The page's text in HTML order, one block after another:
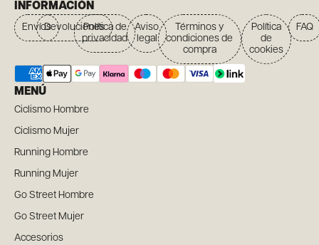
INFORMACIÓN
EnvíosDevolucionesPolítica de
privacidad
Aviso
legal
Términos y
condiciones de
compra
Política
de
cookies
FAQ
MENÚ
Ciclismo Hombre
Ciclismo Mujer
Running Hombre
Running Mujer
Go Street Hombre
Go Street Mujer
Accesorios